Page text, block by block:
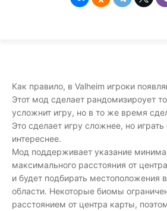
Как правило, в Valheim игроки
Этот мод сделает рандомизироует
усложнит игру, но в то же время
Это сделает игру сложнее, но играть
интереснее.
Мод поддерживает указание
максимального расстояния от
и будет подбирать местоположения
области. Некоторые биомы
расстоянием от центра карты,